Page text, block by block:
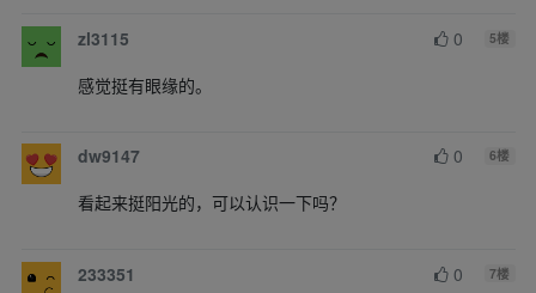
zl3115 0 5楼
感觉挺有眼缘的。
dw9147 0 6楼
看起来挺阳光的，可以认识一下吗？
233351 0 7楼